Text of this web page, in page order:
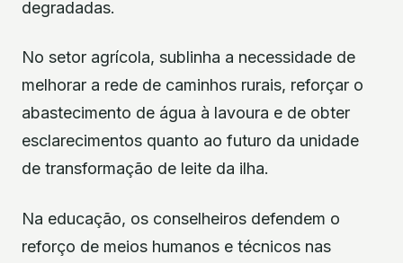
degradadas.
No setor agrícola, sublinha a necessidade de
melhorar a rede de caminhos rurais, reforçar o
abastecimento de água à lavoura e de obter
esclarecimentos quanto ao futuro da unidade
de transformação de leite da ilha.
Na educação, os conselheiros defendem o
reforço de meios humanos e técnicos nas